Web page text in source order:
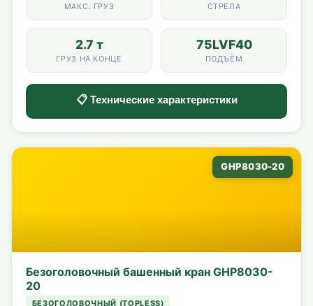
МАКС. ГРУЗ СТРЕЛА
2.7 т
ГРУЗ НА КОНЦЕ
75LVF40
ПОДЪЁМ
📋 Технические характеристики
GHP8030-20
Безоголовочный башенный кран GHP8030-
20
БЕЗОГОЛОВОЧНЫЙ (TOPLESS)